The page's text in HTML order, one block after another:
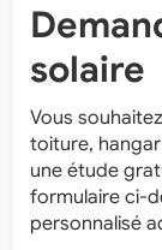
solaire
Vous
toiture,
une étude
formulaire ci-
personnalisé